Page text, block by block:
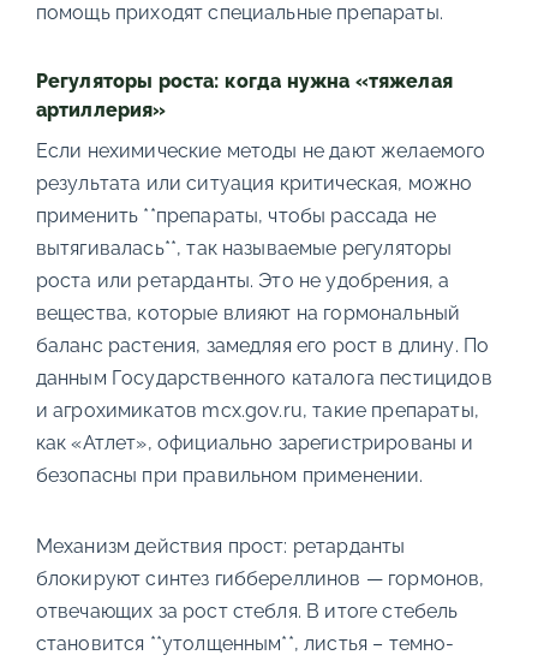
помощь приходят специальные препараты.
Регуляторы роста: когда нужна «тяжелая
артиллерия»
Если нехимические методы не дают желаемого
результата или ситуация критическая, можно
применить **препараты, чтобы рассада не
вытягивалась**, так называемые регуляторы
роста или ретарданты. Это не удобрения, а
вещества, которые влияют на гормональный
баланс растения, замедляя его рост в длину. По
данным Государственного каталога пестицидов
и агрохимикатов mcx.gov.ru, такие препараты,
как «Атлет», официально зарегистрированы и
безопасны при правильном применении.
Механизм действия прост: ретарданты
блокируют синтез гиббереллинов — гормонов,
отвечающих за рост стебля. В итоге стебель
становится **утолщенным**, листья – темно-